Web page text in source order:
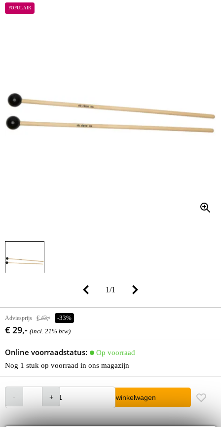
POPULAIR
1/1
Adviesprijs € 43,- -33%
€ 29,- (incl. 21% btw)
Online voorraadstatus:
Op voorraad
Nog 1 stuk op voorraad in ons magazijn
In winkelwagen